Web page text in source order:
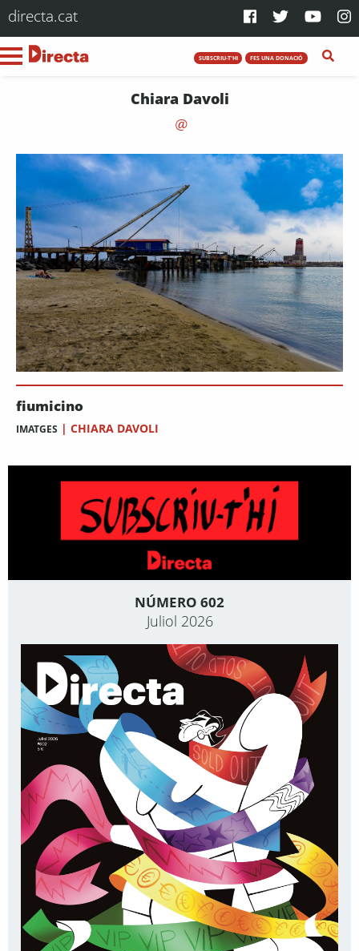
directa.cat
SUBSCRIU-T'HI FES UNA DONACIÓ
Chiara Davoli
fiumicino
IMATGES | CHIARA DAVOLI
NÚMERO 602
Juliol 2026